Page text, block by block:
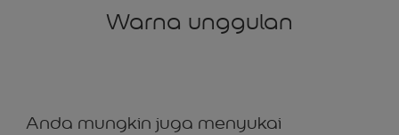
Warna unggulan
Anda mungkin juga menyukai